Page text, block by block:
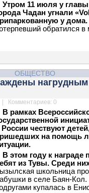
Утром 11 июля у
Чадан угнали
у дома.
обратился в
ОБЩЕСТВО
нагрудным
Комментариев: 0
В рамках
России чествуют
на помощь
В этом году к награде
из Тувы. Среди
школьница
в селе Баян-Кол.
купалась в